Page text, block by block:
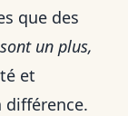
que des
un plus,
et
différence.